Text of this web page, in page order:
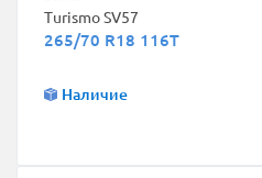
Turismo SV57
265/70 R18 116T
Наличие